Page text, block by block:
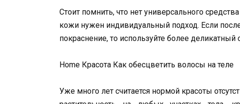
Стоит помнить, что нет универсального
кожи нужен индивидуальный подход. Если
покраснение, то используйте более деликатный
Home Красота Как обесцветить волосы на теле
Уже много лет считается нормой красоты